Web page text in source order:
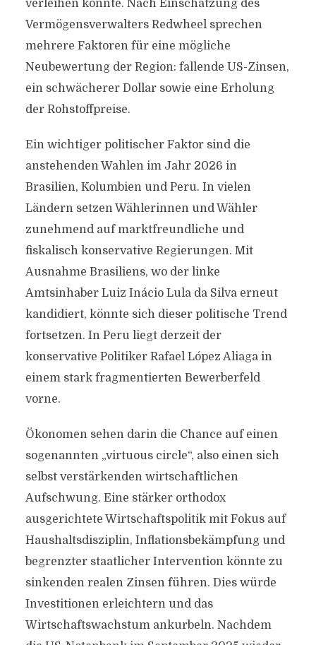
verleihen könnte. Nach Einschätzung des
Vermögensverwalters Redwheel sprechen
mehrere Faktoren für eine mögliche
Neubewertung der Region: fallende US-Zinsen,
ein schwächerer Dollar sowie eine Erholung
der Rohstoffpreise.
Ein wichtiger politischer Faktor sind die
anstehenden Wahlen im Jahr 2026 in
Brasilien, Kolumbien und Peru. In vielen
Ländern setzen Wählerinnen und Wähler
zunehmend auf marktfreundliche und
fiskalisch konservative Regierungen. Mit
Ausnahme Brasiliens, wo der linke
Amtsinhaber Luiz Inácio Lula da Silva erneut
kandidiert, könnte sich dieser politische Trend
fortsetzen. In Peru liegt derzeit der
konservative Politiker Rafael López Aliaga in
einem stark fragmentierten Bewerberfeld
vorne.
Ökonomen sehen darin die Chance auf einen
sogenannten „virtuous circle“, also einen sich
selbst verstärkenden wirtschaftlichen
Aufschwung. Eine stärker orthodox
ausgerichtete Wirtschaftspolitik mit Fokus auf
Haushaltsdisziplin, Inflationsbekämpfung und
begrenzter staatlicher Intervention könnte zu
sinkenden realen Zinsen führen. Dies würde
Investitionen erleichtern und das
Wirtschaftswachstum ankurbeln. Nachdem